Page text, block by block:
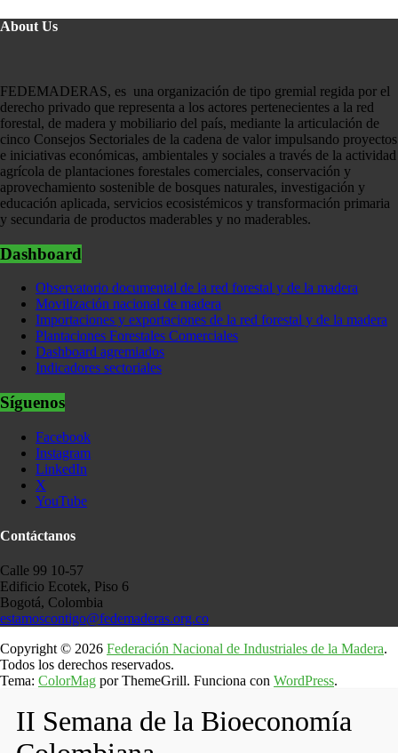
About Us
FEDEMADERAS, es una organización de tipo gremial regida por el
derecho privado que representa a los actores pertenecientes a la red
forestal, de madera y mobiliario del país, mediante la articulación de
cinco Consejos Sectoriales de la cadena de valor impulsando proyectos
e iniciativas económicas, ambientales y sociales a través de la actividad
agrícola de plantaciones forestales comerciales, conservación y
aprovechamiento sostenible de bosques naturales, investigación y
educación aplicada, servicios ecosistémicos y transformación primaria
y secundaria de productos maderables y no maderables.
Dashboard
Observatorio documental de la red forestal y de la madera
Movilización nacional de madera
Importaciones y exportaciones de la red forestal y de la madera
Plantaciones Forestales Comerciales
Dashboard agremiados
Indicadores sectoriales
Síguenos
Facebook
Instagram
LinkedIn
X
YouTube
Contáctanos
Calle 99 10-57
Edificio Ecotek, Piso 6
Bogotá, Colombia
estamoscontigo@fedemaderas.org.co
Copyright © 2026 Federación Nacional de Industriales de la Madera.
Todos los derechos reservados.
Tema: ColorMag por ThemeGrill. Funciona con WordPress.
II Semana de la Bioeconomía